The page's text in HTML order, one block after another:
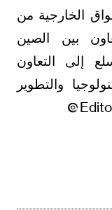
الخارجية من
بين الصين
إلى التعاون
والتطوير